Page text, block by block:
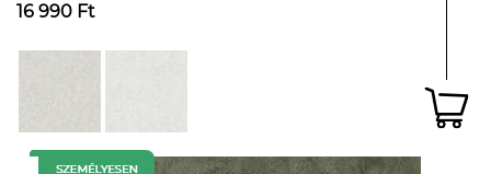
16 990 Ft